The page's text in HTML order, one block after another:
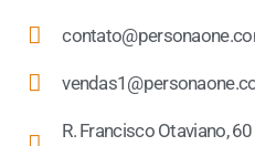
R. Francisco Otaviano,